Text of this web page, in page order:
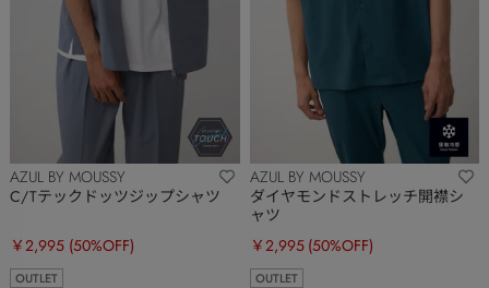
AZUL BY MOUSSY
C/Tテックドッツジップシャツ
￥2,995 (50%OFF)
OUTLET
AZUL BY MOUSSY
ダイヤモンドストレッチ開襟シ
ャツ
￥2,995 (50%OFF)
OUTLET